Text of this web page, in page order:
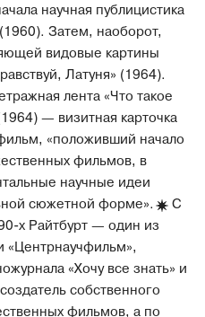
научная публицистика
Затем, наоборот,
видовые картины
Латуня» (1964).
лента «Что такое
— визитная карточка
«положивший начало
фильмов, в
научные идеи
сюжетной форме».
С
х Райтбурт — один из
«Центрнаучфильм»,
«Хочу все знать» и
собственного
фильмов, а по